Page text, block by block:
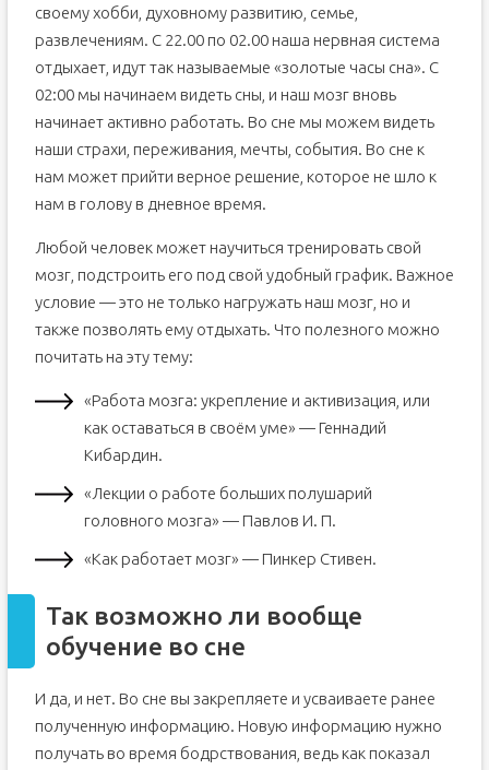
своему хобби, духовному развитию, семье,
развлечениям. С 22.00 по 02.00 наша нервная система
отдыхает, идут так называемые «золотые часы сна». С
02:00 мы начинаем видеть сны, и наш мозг вновь
начинает активно работать. Во сне мы можем видеть
наши страхи, переживания, мечты, события. Во сне к
нам может прийти верное решение, которое не шло к
нам в голову в дневное время.
Любой человек может научиться тренировать свой
мозг, подстроить его под свой удобный график. Важное
условие — это не только нагружать наш мозг, но и
также позволять ему отдыхать. Что полезного можно
почитать на эту тему:
«Работа мозга: укрепление и активизация, или
как оставаться в своём уме» — Геннадий
Кибардин.
«Лекции о работе больших полушарий
головного мозга» — Павлов И. П.
«Как работает мозг» — Пинкер Стивен.
Так возможно ли вообще
обучение во сне
И да, и нет. Во сне вы закрепляете и усваиваете ранее
полученную информацию. Новую информацию нужно
получать во время бодрствования, ведь как показал